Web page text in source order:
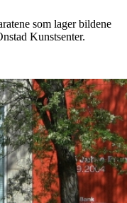
som lager bildene
Kunstsenter.